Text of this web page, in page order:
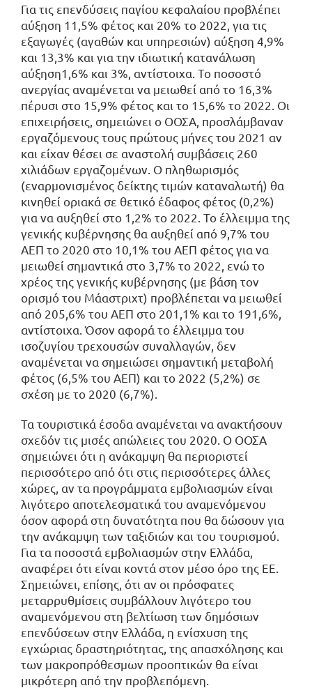
Για τις επενδύσεις παγίου κεφαλαίου προβλέπει
αύξηση 11,5% φέτος και 20% το 2022, για τις
εξαγωγές (αγαθών και υπηρεσιών) αύξηση 4,9%
και 13,3% και για την ιδιωτική κατανάλωση
αύξηση1,6% και 3%, αντίστοιχα. Το ποσοστό
ανεργίας αναμένεται να μειωθεί από το 16,3%
πέρυσι στο 15,9% φέτος και το 15,6% το 2022. Οι
επιχειρήσεις, σημειώνει ο ΟΟΣΑ, προσλάμβαναν
εργαζόμενους τους πρώτους μήνες του 2021 αν
και είχαν θέσει σε αναστολή συμβάσεις 260
χιλιάδων εργαζομένων. Ο πληθωρισμός
(εναρμονισμένος δείκτης τιμών καταναλωτή) θα
κινηθεί οριακά σε θετικό έδαφος φέτος (0,2%)
για να αυξηθεί στο 1,2% το 2022. Το έλλειμμα της
γενικής κυβέρνησης θα αυξηθεί από 9,7% του
ΑΕΠ το 2020 στο 10,1% του ΑΕΠ φέτος για να
μειωθεί σημαντικά στο 3,7% το 2022, ενώ το
χρέος της γενικής κυβέρνησης (με βάση τον
ορισμό του Μάαστριχτ) προβλέπεται να μειωθεί
από 205,6% του ΑΕΠ στο 201,1% και το 191,6%,
αντίστοιχα. Όσον αφορά το έλλειμμα του
ισοζυγίου τρεχουσών συναλλαγών, δεν
αναμένεται να σημειώσει σημαντική μεταβολή
φέτος (6,5% του ΑΕΠ) και το 2022 (5,2%) σε
σχέση με το 2020 (6,7%).
Τα τουριστικά έσοδα αναμένεται να ανακτήσουν
σχεδόν τις μισές απώλειες του 2020. Ο ΟΟΣΑ
σημειώνει ότι η ανάκαμψη θα περιοριστεί
περισσότερο από ότι στις περισσότερες άλλες
χώρες, αν τα προγράμματα εμβολιασμών είναι
λιγότερο αποτελεσματικά του αναμενόμενου
όσον αφορά στη δυνατότητα που θα δώσουν για
την ανάκαμψη των ταξιδιών και του τουρισμού.
Για τα ποσοστά εμβολιασμών στην Ελλάδα,
αναφέρει ότι είναι κοντά στον μέσο όρο της ΕΕ.
Σημειώνει, επίσης, ότι αν οι πρόσφατες
μεταρρυθμίσεις συμβάλλουν λιγότερο του
αναμενόμενου στη βελτίωση των δημόσιων
επενδύσεων στην Ελλάδα, η ενίσχυση της
εγχώριας δραστηριότητας, της απασχόλησης και
των μακροπρόθεσμων προοπτικών θα είναι
μικρότερη από την προβλεπόμενη.